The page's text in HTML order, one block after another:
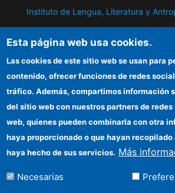
Instituto de Lengua, Literatura y
Oriente Próximo
ILC
Sede electrónica CSIC
Información para proveedores
Organismos financiadores
Esta página web usa cookies.
Las cookies de este sitio web se usan para
contenido, ofrecer funciones de redes
tráfico. Además, compartimos información
del sitio web con nuestros partners de
web, quienes pueden combinarla con otra
haya proporcionado o que hayan recopilado
haya hecho de sus servicios. Más
Necesarias